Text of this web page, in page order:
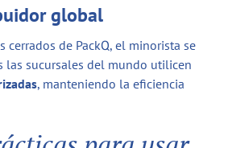
global
de PackQ, el minorista se
las sucursales del mundo utilicen
, manteniendo la eficiencia